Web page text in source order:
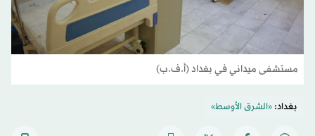
مستشفى ميداني في بغداد (أ.ف.ب)
بغداد:«الشرق الأوسط»